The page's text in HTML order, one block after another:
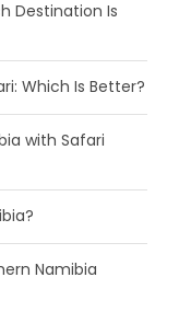
Destination Is
Which Is Better?
with Safari
Namibia